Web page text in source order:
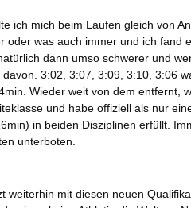
ich mich beim Laufen gleich von
oder was auch immer und ich fand
dann umso schwerer und
3:02, 3:07, 3:09, 3:10, 3:06
Wieder weit von dem entfernt,
und habe offiziell als nur
in beiden Disziplinen erfüllt.
unterboten.
weiterhin mit diesen neuen